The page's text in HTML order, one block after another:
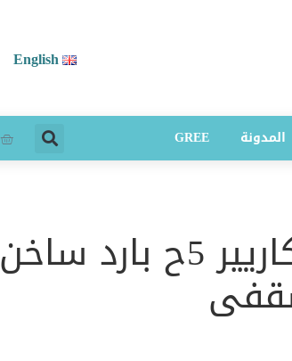
English
المدونة GREE
تكييف كاريير 5ح بارد ساخن